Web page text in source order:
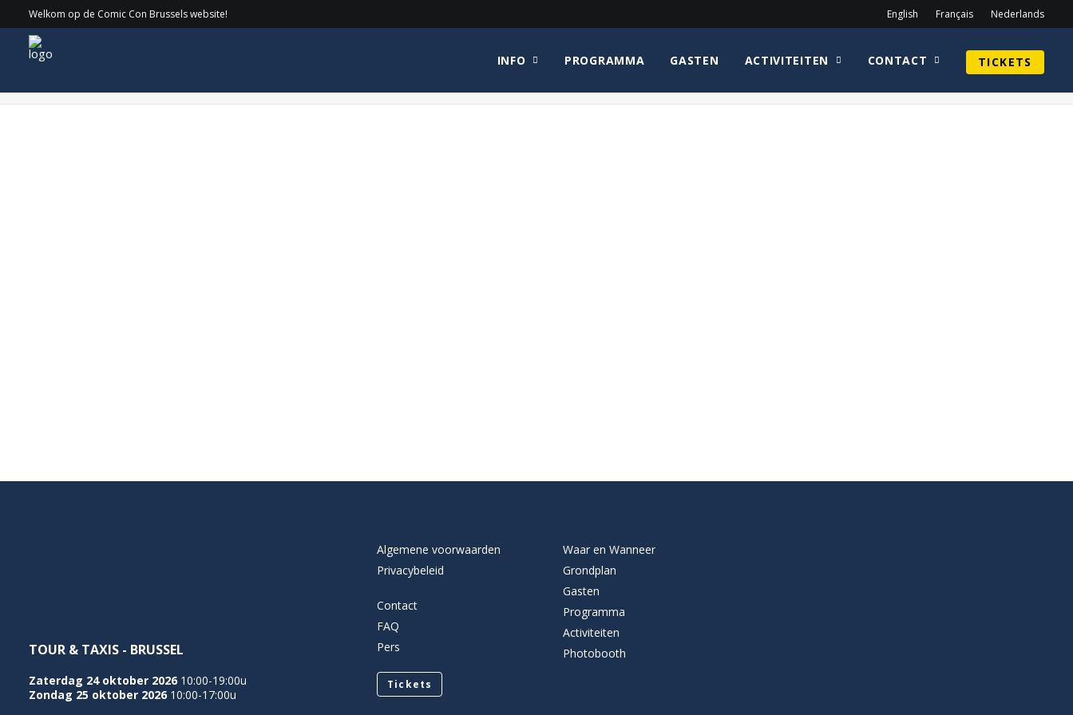
Welkom op de Comic Con Brussels website! English Français Nederlands
INFO PROGRAMMA GASTEN ACTIVITEITEN CONTACT TICKETS
CirkelnoloDanStarkeyWEB Home Sean Astin CirkelnoloDanStarkeyWEB
TOUR & TAXIS - BRUSSEL
Zaterdag 24 oktober 2026 10:00-19:00u
Zondag 25 oktober 2026 10:00-17:00u
Algemene voorwaarden
Privacybeleid
Contact
FAQ
Pers
Tickets
Waar en Wanneer
Grondplan
Gasten
Programma
Activiteiten
Photobooth